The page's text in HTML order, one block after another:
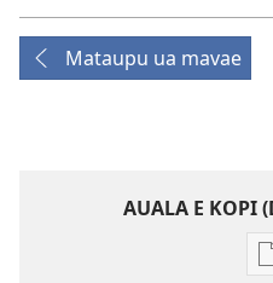
Mataupu ua mavae
AUALA E KOPI